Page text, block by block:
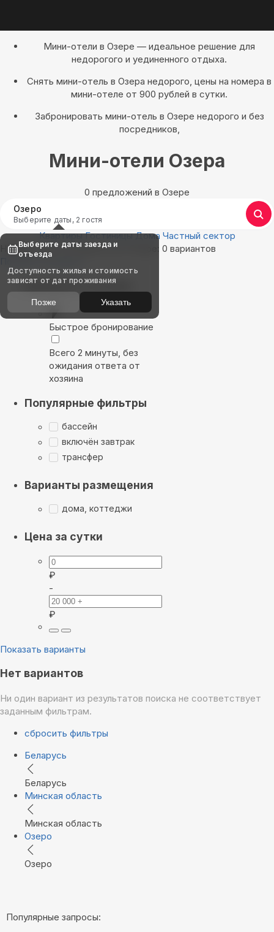
Мини-отели в Озере — идеальное решение для
недорогого и уединенного отдыха.
Снять мини-отель в Озера недорого, цены на номера в
мини-отеле от 900 рублей в сутки.
Забронировать мини-отель в Озере недорого и без
посредников,
Мини-отели Озера
0 предложений в Озере
Озеро
Выберите даты, 2 гостя
Квартиры Гостиницы Дома Частный сектор
Найдём, где остановиться в Озере: 0 вариантов
Показать на карте
Выбирайте лучшее
Быстрое бронирование
Всего 2 минуты, без
ожидания ответа от
хозяина
Популярные фильтры
бассейн
включён завтрак
трансфер
Варианты размещения
дома, коттеджи
Цена за сутки
₽
-
₽
Показать варианты
Нет вариантов
Ни один вариант из результатов поиска не соответствует
заданным фильтрам.
сбросить фильтры
Беларусь
Беларусь
Минская область
Минская область
Озеро
Озеро
Популярные запросы:
Выберите даты заезда и
отъезда
Доступность жилья и стоимость
зависят от дат проживания
Позже Указать